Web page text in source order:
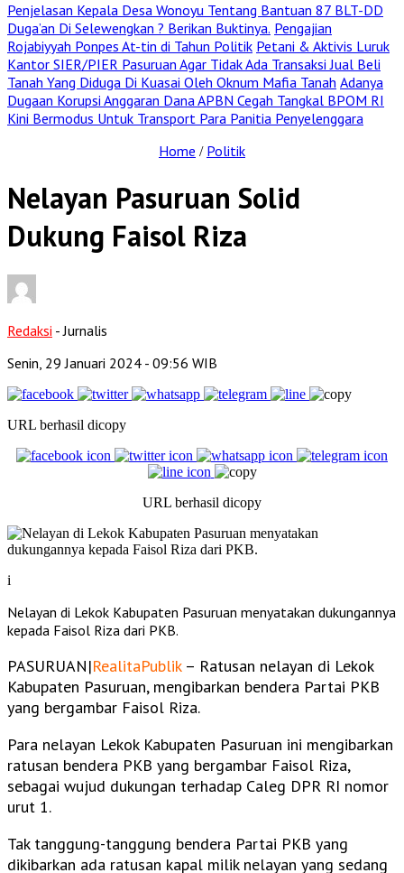
Penjelasan Kepala Desa Wonoyu Tentang Bantuan 87 BLT-DD
Duga’an Di Selewengkan ? Berikan Buktinya. Pengajian
Rojabiyyah Ponpes At-tin di Tahun Politik Petani & Aktivis Luruk
Kantor SIER/PIER Pasuruan Agar Tidak Ada Transaksi Jual Beli
Tanah Yang Diduga Di Kuasai Oleh Oknum Mafia Tanah Adanya
Dugaan Korupsi Anggaran Dana APBN Cegah Tangkal BPOM RI
Kini Bermodus Untuk Transport Para Panitia Penyelenggara
Home / Politik
Nelayan Pasuruan Solid
Dukung Faisol Riza
Redaksi - Jurnalis
Senin, 29 Januari 2024 - 09:56 WIB
URL berhasil dicopy
URL berhasil dicopy
i
Nelayan di Lekok Kabupaten Pasuruan menyatakan dukungannya
kepada Faisol Riza dari PKB.
PASURUAN|RealitaPublik– Ratusan nelayan di Lekok
Kabupaten Pasuruan, mengibarkan bendera Partai PKB
yang bergambar Faisol Riza.
Para nelayan Lekok Kabupaten Pasuruan ini mengibarkan
ratusan bendera PKB yang bergambar Faisol Riza,
sebagai wujud dukungan terhadap Caleg DPR RI nomor
urut 1.
Tak tanggung-tanggung bendera Partai PKB yang
dikibarkan ada ratusan kapal milik nelayan yang sedang